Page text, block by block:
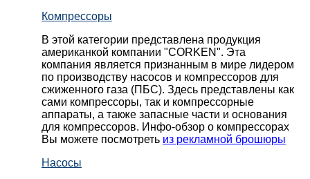
Компрессоры
В этой категории представлена продукция
американкой компании "CORKEN". Эта
компания является признанным в мире лидером
по производству насосов и компрессоров для
сжиженного газа (ПБС). Здесь представлены как
сами компрессоры, так и компрессорные
аппараты, а также запасные части и основания
для компрессоров. Инфо-обзор о компрессорах
Вы можете посмотреть из рекламной брошюры
Насосы